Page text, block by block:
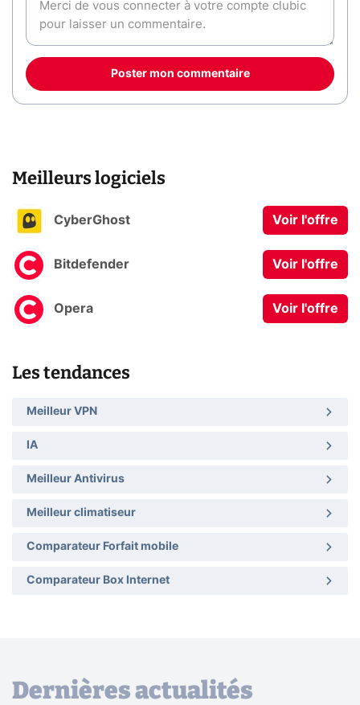
Poster mon commentaire
Meilleurs logiciels
CyberGhost Voir l'offre
Bitdefender Voir l'offre
Opera Voir l'offre
Les tendances
Meilleur VPN
IA
Meilleur Antivirus
Meilleur climatiseur
Comparateur Forfait mobile
Comparateur Box Internet
Dernières actualités